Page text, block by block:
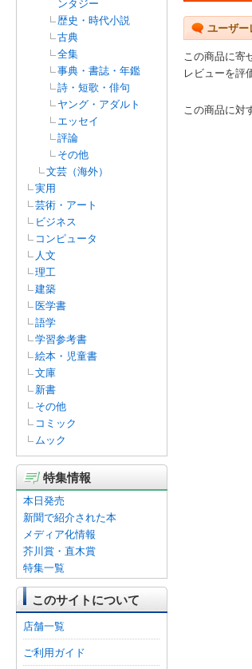
ンタジー
歴史・時代小説
古典
全集
事典・書誌・年鑑
詩・短歌・俳句
ヤング・アダルト
エッセイ
評論
その他
文芸（海外）
実用
芸術・アート
ビジネス
コンピュータ
人文
理工
建築
医学書
語学
学習参考書
絵本・児童書
文庫
新書
その他
コミック
ムック
特集情報
本日発売
新聞で紹介された本
メディア化情報
芥川賞・直木賞
特集一覧
このサイトについて
店舗一覧
ご利用ガイド
ユーザー
この商品に寄
レビューを評
この商品に対